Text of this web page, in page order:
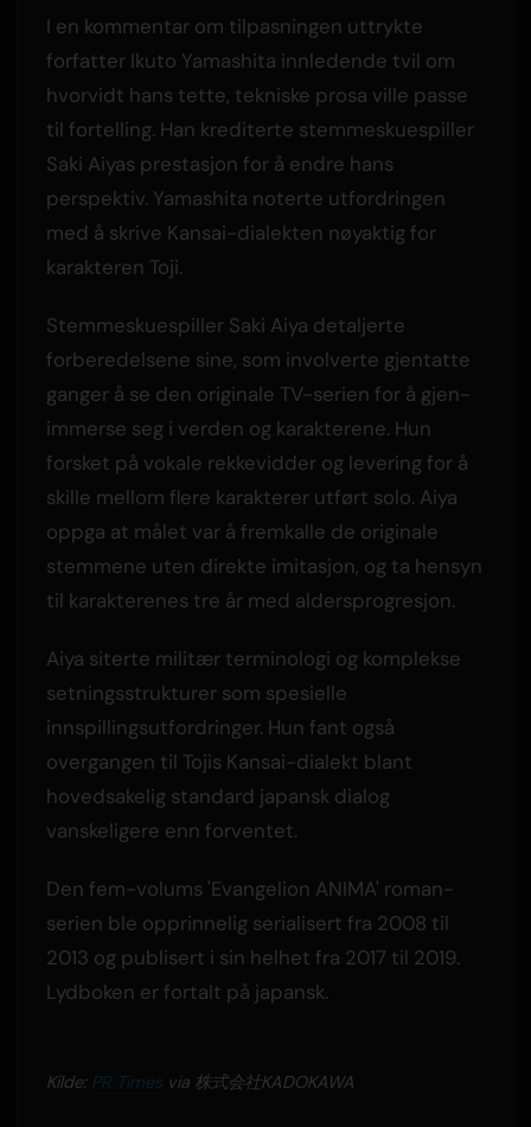
I en kommentar om tilpasningen uttrykte
forfatter Ikuto Yamashita innledende tvil om
hvorvidt hans tette, tekniske prosa ville passe
til fortelling. Han krediterte stemmeskuespiller
Saki Aiyas prestasjon for å endre hans
perspektiv. Yamashita noterte utfordringen
med å skrive Kansai-dialekten nøyaktig for
karakteren Toji.
Stemmeskuespiller Saki Aiya detaljerte
forberedelsene sine, som involverte gjentatte
ganger å se den originale TV-serien for å gjen-
immerse seg i verden og karakterene. Hun
forsket på vokale rekkevidder og levering for å
skille mellom flere karakterer utført solo. Aiya
oppga at målet var å fremkalle de originale
stemmene uten direkte imitasjon, og ta hensyn
til karakterenes tre år med aldersprogresjon.
Aiya siterte militær terminologi og komplekse
setningsstrukturer som spesielle
innspillingsutfordringer. Hun fant også
overgangen til Tojis Kansai-dialekt blant
hovedsakelig standard japansk dialog
vanskeligere enn forventet.
Den fem-volums 'Evangelion ANIMA' roman-
serien ble opprinnelig serialisert fra 2008 til
2013 og publisert i sin helhet fra 2017 til 2019.
Lydboken er fortalt på japansk.
Kilde: PR Timesvia 株式会社KADOKAWA